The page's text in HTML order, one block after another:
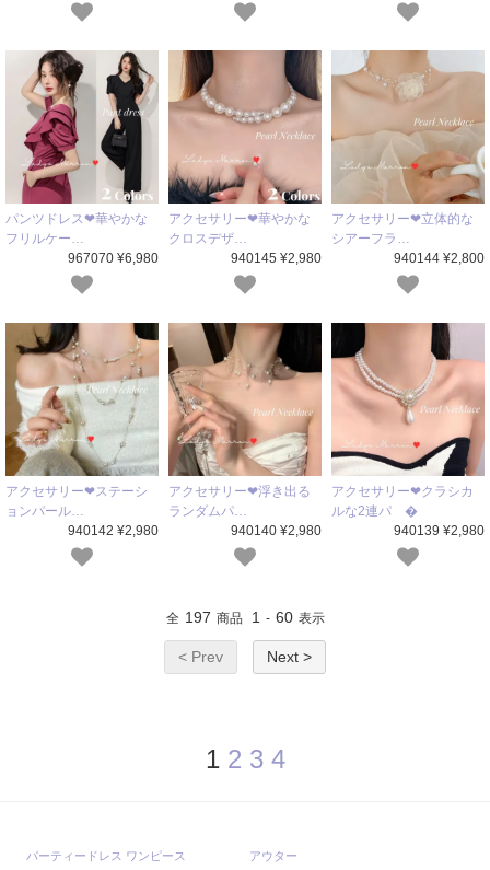
パンツドレス❤華やかな
フリルケー…
967070 ¥6,980
アクセサリー❤華やかな
クロスデザ…
940145 ¥2,980
アクセサリー❤立体的な
シアーフラ…
940144 ¥2,800
アクセサリー❤ステーシ
ョンパール…
940142 ¥2,980
アクセサリー❤浮き出る
ランダムパ…
940140 ¥2,980
アクセサリー❤クラシカ
ルな2連パ �
940139 ¥2,980
全 197 商品 1 - 60 表示
< Prev Next >
1 2 3 4
パーティードレス ワンピース アウター